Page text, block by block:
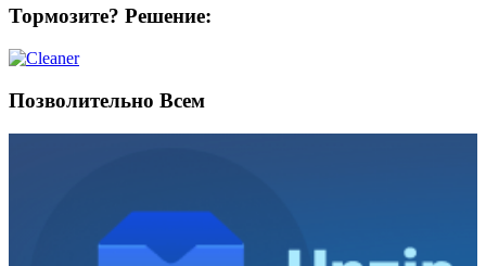
Тормозите? Решение:
Позволительно Всем